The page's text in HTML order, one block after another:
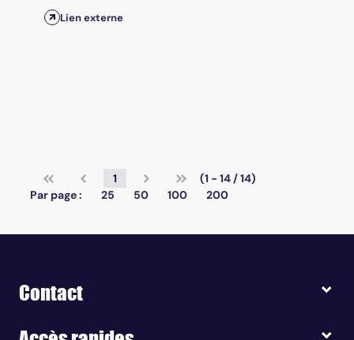
Lien externe
1
(1 - 14 / 14)
Par page :
25 50 100 200
Contact